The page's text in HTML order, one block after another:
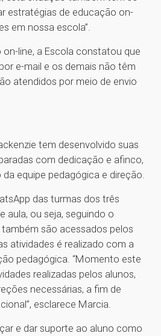
estratégias de educação on-
em nossa escola”.
line, a Escola constatou que
e-mail e os demais não têm
atendidos por meio de envio
tem desenvolvido suas
com dedicação e afinco,
equipe pedagógica e direção.
das turmas dos três
aula, ou seja, seguindo o
são acessados pelos
atividades é realizado com a
pedagógica. “Momento este
realizadas pelos alunos,
necessárias, a fim de
esclarece Marcia.
e dar suporte ao aluno como